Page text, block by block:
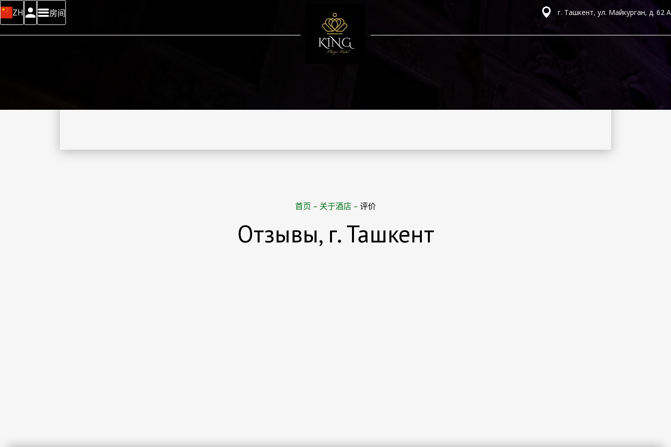
ZH 房间 г. Ташкент, ул. Майкурган, д. 62 А
首页 – 关于酒店 – 评价
Отзывы, г. Ташкент